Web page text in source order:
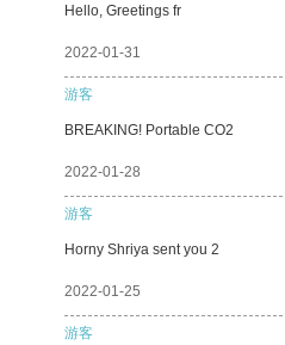
Hello, Greetings fr
2022-01-31
游客
BREAKING! Portable CO2
2022-01-28
游客
Horny Shriya sent you 2
2022-01-25
游客